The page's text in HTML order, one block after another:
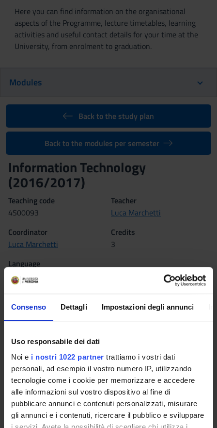
Consenso Dettagli Impostazioni degli annunci
Uso responsabile dei dati
Noi e i nostri 1022 partner trattiamo i vostri dati
personali, ad esempio il vostro numero IP, utilizzando
tecnologie come i cookie per memorizzare e accedere
alle informazioni sul vostro dispositivo al fine di
pubblicare annunci e contenuti personalizzati, misurare
gli annunci e i contenuti, ricercare il pubblico e sviluppare
Here you can find information on the organisational
aspects of the Programme, lecture timetables, learning
activities and useful contact details for your time at the
University, from enrolment to graduation.
Modules
Back to the study plan
Back to the modules per semester
Information Technology
(2016/2017)
Teaching code
4S00093
Teacher
Luca Marchetti
Coordinator
Luca Marchetti
Credits
3
Language
Italian
Scientific Disciplinary Sector (SSD)
INF/01 - INFORMATICS
II sem. dal Mar 1, 2017 al Jun 9, 2017.
Seminars 0
Learning outcomes
Starting from a general introduction, the course will provide
basic concepts of computer science and scientific calculus in